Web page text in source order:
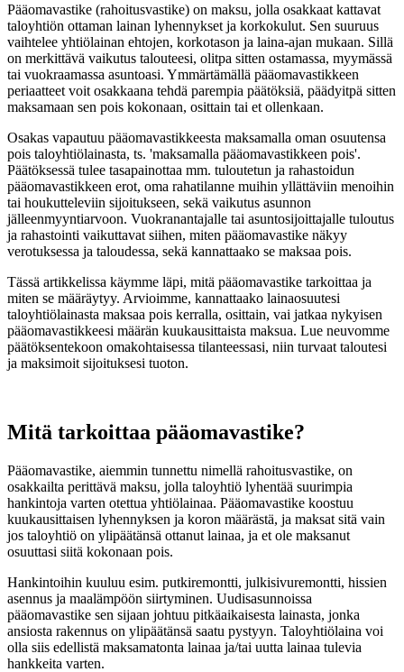
Pääomavastike (rahoitusvastike) on maksu, jolla osakkaat kattavat
taloyhtiön ottaman lainan lyhennykset ja korkokulut. Sen suuruus
vaihtelee yhtiölainan ehtojen, korkotason ja laina-ajan mukaan. Sillä
on merkittävä vaikutus talouteesi, olitpa sitten ostamassa, myymässä
tai vuokraamassa asuntoasi. Ymmärtämällä pääomavastikkeen
periaatteet voit osakkaana tehdä parempia päätöksiä, päädyitpä sitten
maksamaan sen pois kokonaan, osittain tai et ollenkaan.
Osakas vapautuu pääomavastikkeesta maksamalla oman osuutensa
pois taloyhtiölainasta, ts. 'maksamalla pääomavastikkeen pois'.
Päätöksessä tulee tasapainottaa mm. tuloutetun ja rahastoidun
pääomavastikkeen erot, oma rahatilanne muihin yllättäviin menoihin
tai houkutteleviin sijoitukseen, sekä vaikutus asunnon
jälleenmyyntiarvoon. Vuokranantajalle tai asuntosijoittajalle tuloutus
ja rahastointi vaikuttavat siihen, miten pääomavastike näkyy
verotuksessa ja taloudessa, sekä kannattaako se maksaa pois.
Tässä artikkelissa käymme läpi, mitä pääomavastike tarkoittaa ja
miten se määräytyy. Arvioimme, kannattaako lainaosuutesi
taloyhtiölainasta maksaa pois kerralla, osittain, vai jatkaa nykyisen
pääomavastikkeesi määrän kuukausittaista maksua. Lue neuvomme
päätöksentekoon omakohtaisessa tilanteessasi, niin turvaat taloutesi
ja maksimoit sijoituksesi tuoton.
Mitä tarkoittaa pääomavastike?
Pääomavastike, aiemmin tunnettu nimellä rahoitusvastike, on
osakkailta perittävä maksu, jolla taloyhtiö lyhentää suurimpia
hankintoja varten otettua yhtiölainaa. Pääomavastike koostuu
kuukausittaisen lyhennyksen ja koron määrästä, ja maksat sitä vain
jos taloyhtiö on ylipäätänsä ottanut lainaa, ja et ole maksanut
osuuttasi siitä kokonaan pois.
Hankintoihin kuuluu esim. putkiremontti, julkisivuremontti, hissien
asennus ja maalämpöön siirtyminen. Uudisasunnoissa
pääomavastike sen sijaan johtuu pitkäaikaisesta lainasta, jonka
ansiosta rakennus on ylipäätänsä saatu pystyyn. Taloyhtiölaina voi
olla siis edellistä maksamatonta lainaa ja/tai uutta lainaa tulevia
hankkeita varten.